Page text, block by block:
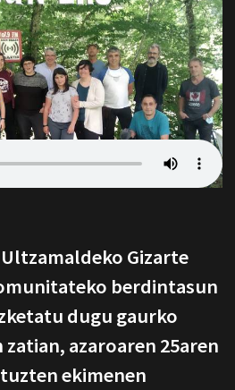
Gizarte
berdintasun
dugu gaurko
azaroaren 25aren
ekimenen